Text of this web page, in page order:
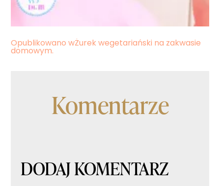
Nawigacja
Opublikowano wŻurek wegetariański na zakwasie
domowym.
Komentarze
DODAJ KOMENTARZ